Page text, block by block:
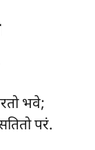
भवे;
परं.